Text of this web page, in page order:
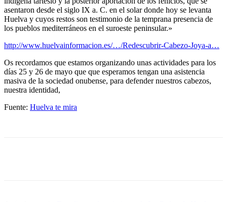
asentaron desde el siglo IX a. C. en el solar donde hoy se levanta
Huelva y cuyos restos son testimonio de la temprana presencia de
los pueblos mediterráneos en el suroeste peninsular.»
http://www.huelvainformacion.es/…/Redescubrir-Cabezo-Joya-a…
Os recordamos que estamos organizando unas actividades para los
días 25 y 26 de mayo que que esperamos tengan una asistencia
masiva de la sociedad onubense, para defender nuestros cabezos,
nuestra identidad,
Fuente: Huelva te mira